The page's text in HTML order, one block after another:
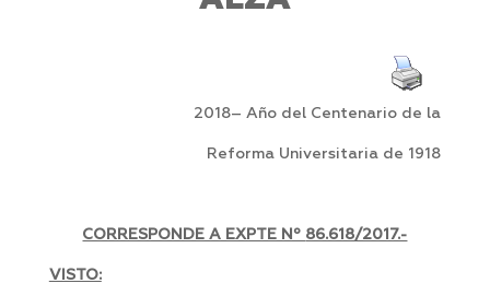
2018– Año del Centenario de la
Reforma Universitaria de 1918
CORRESPONDE A EXPTE Nº 86.618/2017.-
VISTO: